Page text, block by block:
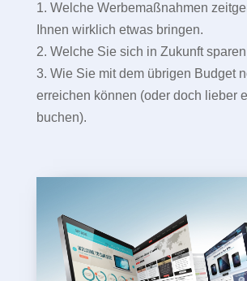
1. Welche Werbemaßnahmen
Ihnen wirklich etwas bringen.
2. Welche Sie sich in Zukunft
3. Wie Sie mit dem übrigen Budget
erreichen können (oder doch lieber
buchen).